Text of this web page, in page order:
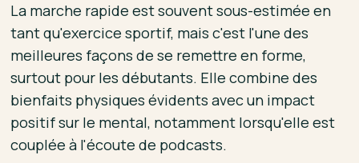
La marche rapide est souvent sous-estimée en
tant qu'exercice sportif, mais c'est l'une des
meilleures façons de se remettre en forme,
surtout pour les débutants. Elle combine des
bienfaits physiques évidents avec un impact
positif sur le mental, notamment lorsqu'elle est
couplée à l'écoute de podcasts.